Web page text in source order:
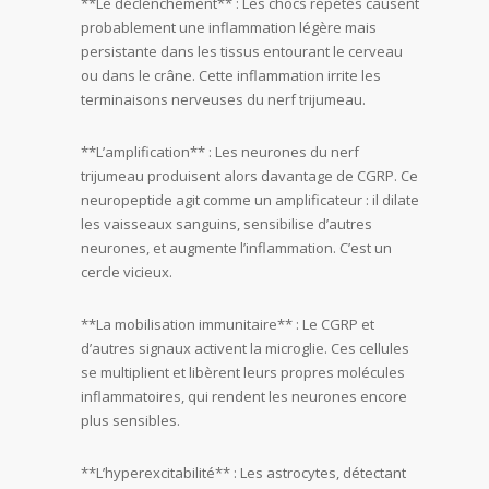
probablement une inflammation légère mais
persistante dans les tissus entourant le cerveau
ou dans le crâne. Cette inflammation irrite les
terminaisons nerveuses du nerf trijumeau.
**L’amplification** : Les neurones du nerf
trijumeau produisent alors davantage de CGRP. Ce
neuropeptide agit comme un amplificateur : il dilate
les vaisseaux sanguins, sensibilise d’autres
neurones, et augmente l’inflammation. C’est un
cercle vicieux.
**La mobilisation immunitaire** : Le CGRP et
d’autres signaux activent la microglie. Ces cellules
se multiplient et libèrent leurs propres molécules
inflammatoires, qui rendent les neurones encore
plus sensibles.
**L’hyperexcitabilité** : Les astrocytes, détectant